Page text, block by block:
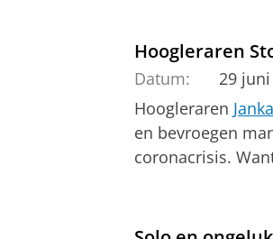
Hoogleraren
Datum:
29
Hoogleraren
en bevroegen
coronacrisis.